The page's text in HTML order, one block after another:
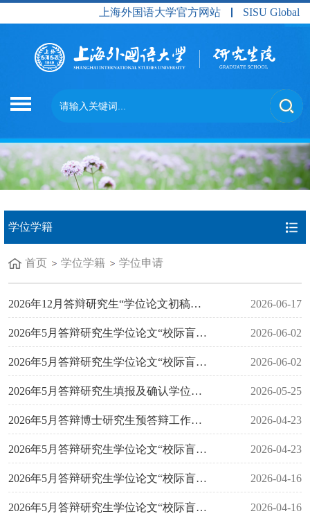
上海外国语大学官方网站 SISU Global
学位学籍
首页 学位学籍 学位申请
2026年12月答辩研究生“学位论文初稿完成情况”检查通知 2026-06-17
2026年5月答辩研究生学位论文“校际盲审” 异议论文复议（学术复核）结果（第三批） 2026-06-02
2026年5月答辩研究生学位论文“校际盲审”结果公布及异议论文复议通知（第四批） 2026-06-02
2026年5月答辩研究生填报及确认学位信息的通知 2026-05-25
2026年5月答辩博士研究生预答辩工作通知 2026-04-23
2026年5月答辩研究生学位论文“校际盲审” 异议论文复议（学术复核）结果（第二批） 2026-04-23
2026年5月答辩研究生学位论文“校际盲审” 异议论文复议（学术复核）结果（第一批） 2026-04-16
2026年5月答辩研究生学位论文“校际盲审”结果公布及异议论文复议通知（第三批） 2026-04-16